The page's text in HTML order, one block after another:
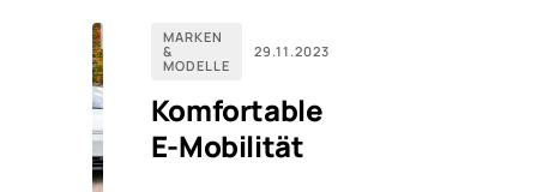
MARKEN
&
MODELLE
29.11.2023
Komfortable
E-Mobilität